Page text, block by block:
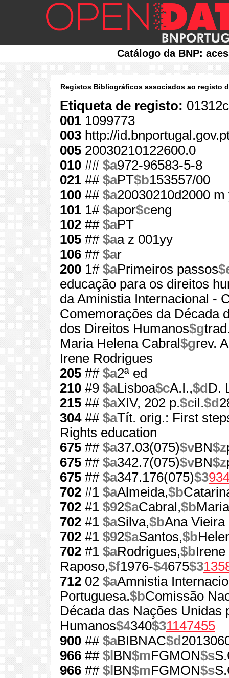
Catálogo da BNP:
Registos Bibliográficos associados ao registo
Etiqueta de registo:
001 1099773
003 http://
005 20030210122600.0
010 ## $a972-96583-5-8
021 ## $aPT$b153557/00
100 ## $a20030210d2000
101 1# $apor$ceng
102 ## $aPT
105 ## $aa z 001yy
106 ## $ar
200 1# $aPrimeiros passos
educação para os direitos
da Aministia Internacional -
Comemorações da Década
dos Direitos Humanos$g
Maria Helena Cabral$grev.
Irene Rodrigues
205 ## $a2ª ed
210 #9 $aLisboa$cA.I.,$d D.
215 ## $aXIV, 202 p.$cil.$d
304## $aTít. orig.: First
Rights education
675 ## $a37.03(075)$vBN$z
675 ## $a342.7(075)$vBN$z
675 ## $a347.176(075)$3
702 #1 $aAlmeida,$b
702 #1 $92$aCabral,$b
702 #1 $aSilva,$bAna Vieira
702 #1 $92$aSantos,$b
702 #1 $aRodrigues,$b
Raposo,$f1976-$4675$3
712 02 $aAmnistia
Portuguesa.$bComissão
Década das Nações Unidas
Humanos$4340$31147455
900 ## $aBIBNAC$d
966 ## $l BN$mFGMON$s
966 ## $l BN$mFGMON$s